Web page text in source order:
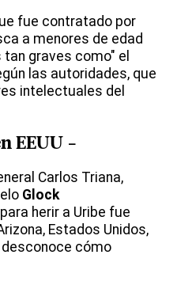
fue contratado por
a menores de edad
graves como" el
las autoridades, que
intelectuales del
EEUU -
Carlos Triana,
Glock
herir a Uribe fue
Estados Unidos,
cómo